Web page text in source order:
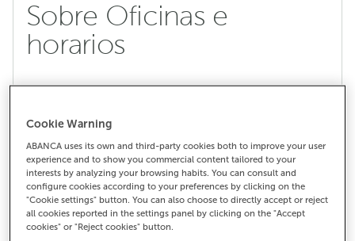
Sobre Oficinas e
horarios
Que é o horario de caixa nunha
oficina?
Cookie Warning
ABANCA uses its own and third-party cookies both to improve your user
experience and to show you commercial content tailored to your
interests by analyzing your browsing habits. You can consult and
configure cookies according to your preferences by clicking on the
"Cookie settings" button. You can also choose to directly accept or reject
all cookies reported in the settings panel by clicking on the "Accept
cookies" or "Reject cookies" button.